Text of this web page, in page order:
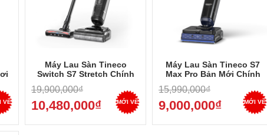
VỀ
Máy Lau Sàn Tineco
Switch S7 Stretch Chính
Hãng - Đổi Đầu Hút Thảm,
Nằm Sát Sàn, Bảo Hành 24
Tháng 2026
19,900,000₫
10,480,000₫ MỚI VỀ
Máy Lau Sàn Tineco S7
Max Pro Bản Mới Chính
Hãng - Lăn Sát Cạnh, Tự
Sấy, Bảo Hành 24 Tháng
2026
15,990,000₫
9,000,000₫ MỚI VỀ